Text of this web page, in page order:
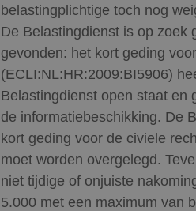
belastingplichtige toch nog
De Belastingdienst is op zoek
gevonden: het kort geding
(ECLI:NL:HR:2009:BI5906)
Belastingdienst open staat en
de informatiebeschikking. De
kort geding voor de civiele
moet worden overgelegd.
niet tijdige of onjuiste
5.000 met een maximum van